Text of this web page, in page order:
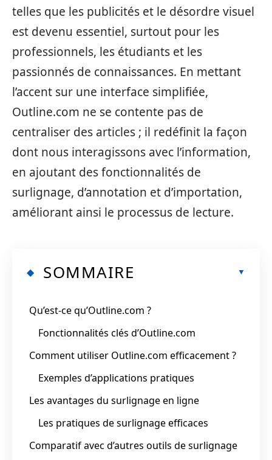
telles que les publicités et le désordre visuel
est devenu essentiel, surtout pour les
professionnels, les étudiants et les
passionnés de connaissances. En mettant
l’accent sur une interface simplifiée,
Outline.com ne se contente pas de
centraliser des articles ; il redéfinit la façon
dont nous interagissons avec l’information,
en ajoutant des fonctionnalités de
surlignage, d’annotation et d’importation,
améliorant ainsi le processus de lecture.
SOMMAIRE
Qu’est-ce qu’Outline.com ?
Fonctionnalités clés d’Outline.com
Comment utiliser Outline.com efficacement ?
Exemples d’applications pratiques
Les avantages du surlignage en ligne
Les pratiques de surlignage efficaces
Comparatif avec d’autres outils de surlignage